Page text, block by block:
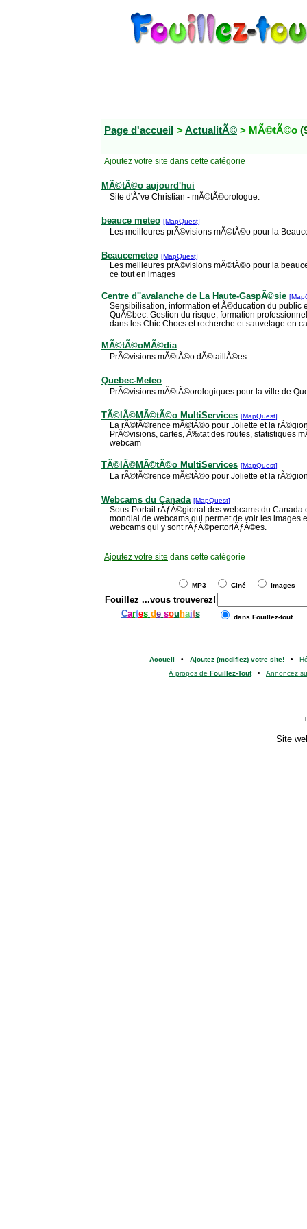
Page d'accueil >ActualitÃ© > MÃ©tÃ©o
Ajoutez votre site dans cette catégorie
MÃ©tÃ©o aujourd'hui
Site d'Ãˆve Christian - mÃ©tÃ©orologue.
beauce meteo [MapQuest]
Les meilleures prÃ©visions mÃ©tÃ©o pour la
Beaucemeteo [MapQuest]
Les meilleures prÃ©visions mÃ©tÃ©o pour la
ce tout en images
Centre d''avalanche de La Haute-GaspÃ©sie
Sensibilisation, information et Ã©ducation du public
QuÃ©bec. Gestion du risque, formation
dans les Chic Chocs et recherche et sauvetage en
MÃ©tÃ©oMÃ©dia
PrÃ©visions mÃ©tÃ©o dÃ©taillÃ©es.
Quebec-Meteo
PrÃ©visions mÃ©tÃ©orologiques pour la ville de
TÃ©lÃ©MÃ©tÃ©o MultiServices [MapQuest]
La rÃ©fÃ©rence mÃ©tÃ©o pour Joliette et la
PrÃ©visions, cartes, Ã‰tat des routes, statistiques
webcam
TÃ©lÃ©MÃ©tÃ©o MultiServices [MapQuest]
La rÃ©fÃ©rence mÃ©tÃ©o pour Joliette et la
Webcams du Canada [MapQuest]
Sous-Portail rÃƒÂ©gional des webcams du Canada
mondial de webcams qui permet de voir les images
webcams qui y sont rÃƒÂ©pertoriÃƒÂ©es.
Ajoutez votre site dans cette catégorie
MP3 Ciné Images
Fouillez ...vous trouverez!
Cartes de sou haits dans Fouillez-tout
Accueil • Ajoutez (modifiez) votre site!•
À propos de Fouillez-Tout• Annoncez
Site